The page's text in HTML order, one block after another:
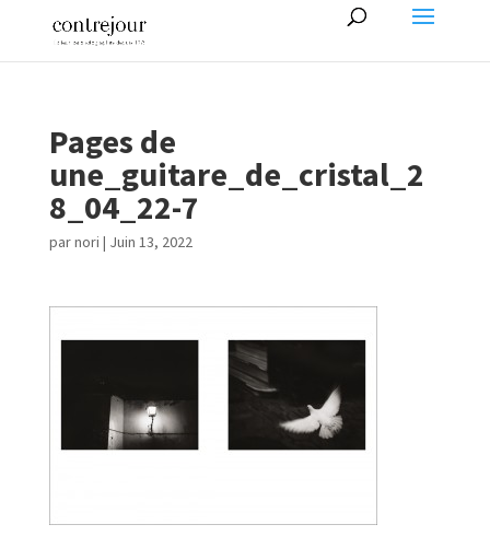
Pages de
une_guitare_de_cristal_2
8_04_22-7
parnori | Juin 13, 2022